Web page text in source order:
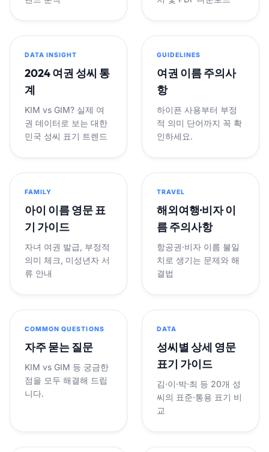
DATA INSIGHT
2024 여권 성씨 통
계
KIM vs GIM? 실제 여
권 데이터로 보는 대한
민국 성씨 표기 트렌드
GUIDELINES
여권 이름 주의사
항
하이픈 사용부터 부정
적 의미 단어까지 꼭 확
인하세요.
FAMILY
아이 이름 영문 표
기 가이드
자녀 여권 발급, 부정적
의미 체크, 미성년자 서
류 안내
TRAVEL
해외여행·비자 이
름 주의사항
항공권·비자 이름 불일
치로 생기는 문제와 해
결법
COMMON QUESTIONS
자주 묻는 질문
KIM vs GIM 등 궁금한
점을 모두 해결해 드립
니다.
DATA
성씨별 상세 영문
표기 가이드
김·이·박·최 등 20개 성
씨의 표준·통용 표기 비
교